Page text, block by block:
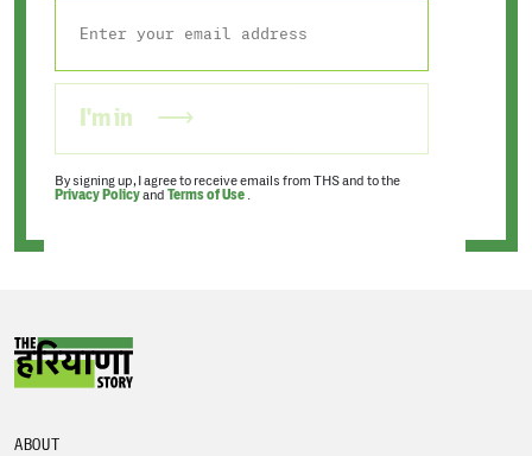
I'm in
By signing up, I agree to receive emails from THS and to the
Privacy Policyand Terms of Use .
ABOUT